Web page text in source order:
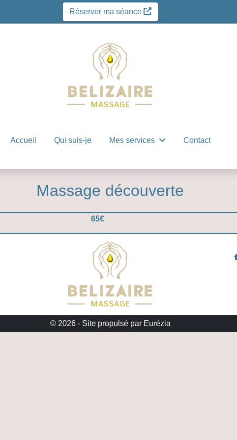
Réserver ma séance
Accueil Qui suis-je Mes services Contact
Massage découverte
65€
© 2026 - Site propulsé par Eurézia